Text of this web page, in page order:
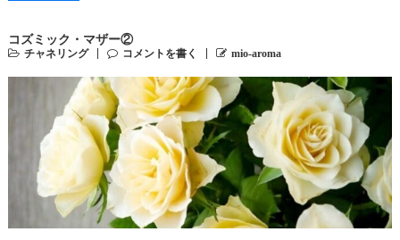
コズミック・マザー②
チャネリング コメントを書く mio-aroma